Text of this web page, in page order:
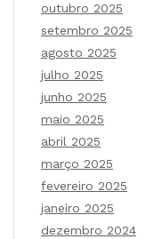
outubro 2025
setembro 2025
agosto 2025
julho 2025
junho 2025
maio 2025
abril 2025
março 2025
fevereiro 2025
janeiro 2025
dezembro 2024